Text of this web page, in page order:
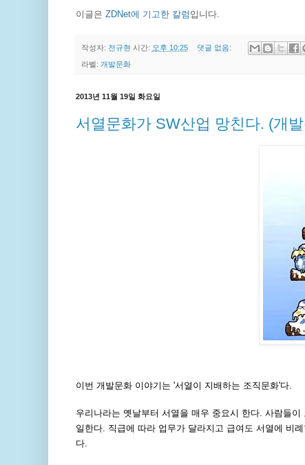
이글은 ZDNet에 기고한 칼럼 입니다.
작성자: 전규현 시간: 오후 10:25 댓글 없음:
라벨: 개발문화
2013년 11월 19일 화요일
서열문화가 SW산업 망친다. (개
이번 개발문화 이야기는 '서열이 지배하는 조직문화'다.
우리나라는 옛날부터 서열을 매우 중요시 한다. 사람들
일한다. 직급에 따라 업무가 달라지고 급여도 서열에 비
다.